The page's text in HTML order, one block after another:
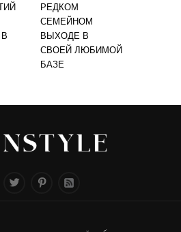
РЕДКОМ
СЕМЕЙНОМ
ВЫХОДЕ В
СВОЕЙ ЛЮБИМОЙ
БАЗЕ